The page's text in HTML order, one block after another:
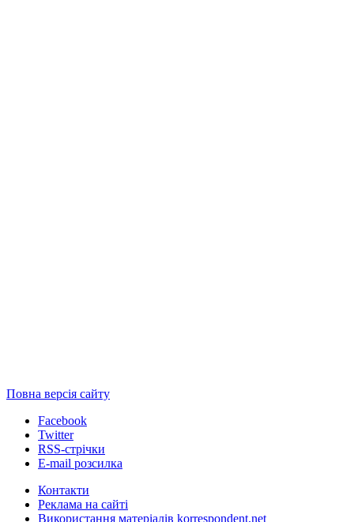
Повна версія сайту
Facebook
Twitter
RSS-стрічки
E-mail розсилка
Контакти
Реклама на сайті
Використання матеріалів korrespondent.net